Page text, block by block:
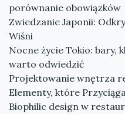
porównanie obowiązków
Zwiedzanie Japonii:
Wiśni
Nocne życie Tokio: bary,
warto odwiedzić
Projektowanie wnętrza
Elementy, które
Biophilic design w